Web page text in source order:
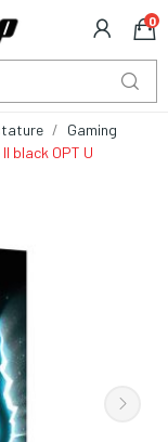
0
Gaming
black OPT U